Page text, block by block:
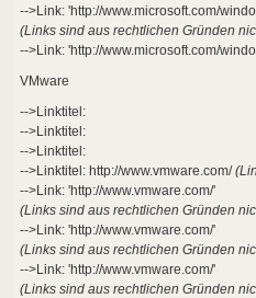
-->Link: 'http://www.microsoft.com/
(Links sind aus rechtlichen Gründen
-->Link: 'http://www.microsoft.com/
VMware
-->Linktitel:
-->Linktitel:
-->Linktitel:
-->Linktitel: http://www.vmware.com/
-->Link: 'http://www.vmware.com/'
(Links sind aus rechtlichen Gründen
-->Link: 'http://www.vmware.com/'
(Links sind aus rechtlichen Gründen
-->Link: 'http://www.vmware.com/'
(Links sind aus rechtlichen Gründen